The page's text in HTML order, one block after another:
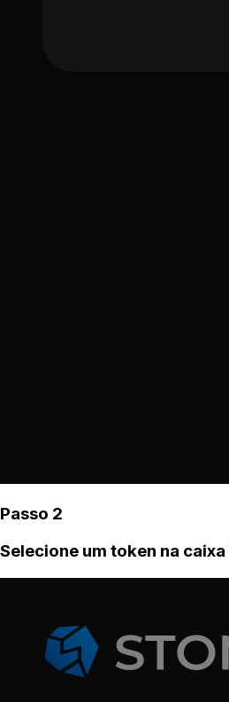
Passo 2
Selecione um token na caixa